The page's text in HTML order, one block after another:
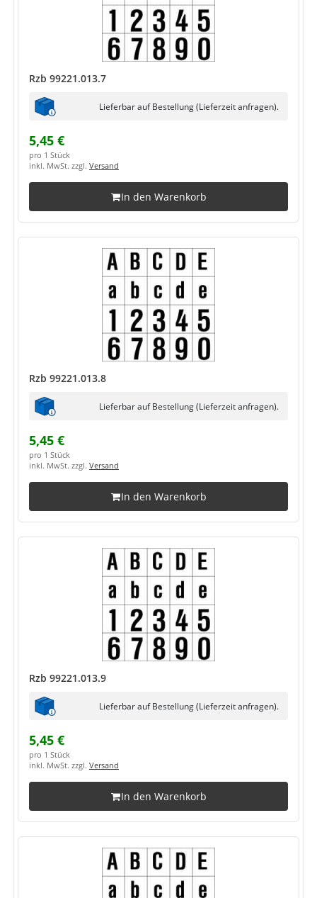
Rzb 99221.013.7
Lieferbar auf Bestellung (Lieferzeit anfragen).
5,45 €
pro 1 Stück
inkl. MwSt. zzgl. Versand
In den Warenkorb
Rzb 99221.013.8
Lieferbar auf Bestellung (Lieferzeit anfragen).
5,45 €
pro 1 Stück
inkl. MwSt. zzgl. Versand
In den Warenkorb
Rzb 99221.013.9
Lieferbar auf Bestellung (Lieferzeit anfragen).
5,45 €
pro 1 Stück
inkl. MwSt. zzgl. Versand
In den Warenkorb